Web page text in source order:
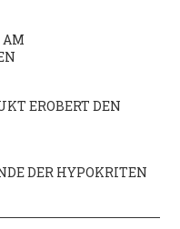
AM
EROBERT DEN
DER HYPOKRITEN